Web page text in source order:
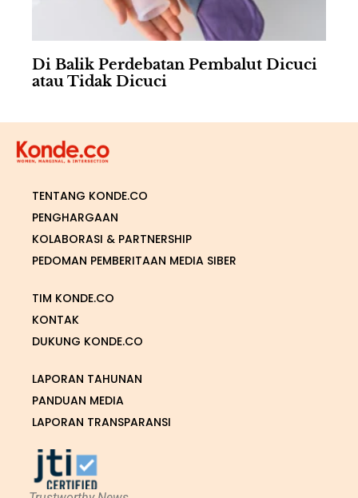
Di Balik Perdebatan Pembalut Dicuci
atau Tidak Dicuci
TENTANG KONDE.CO
PENGHARGAAN
KOLABORASI & PARTNERSHIP
PEDOMAN PEMBERITAAN MEDIA SIBER
TIM KONDE.CO
KONTAK
DUKUNG KONDE.CO
LAPORAN TAHUNAN
PANDUAN MEDIA
LAPORAN TRANSPARANSI